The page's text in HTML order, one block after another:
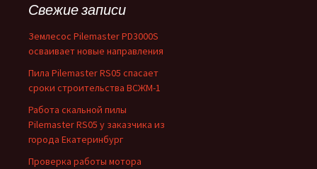
Свежие записи
Землесос Pilemaster PD3000S
осваивает новые направления
Пила Pilemaster RS05 спасает
сроки строительства ВСЖМ-1
Работа скальной пилы
Pilemaster RS05 у заказчика из
города Екатеринбург
Проверка работы мотора